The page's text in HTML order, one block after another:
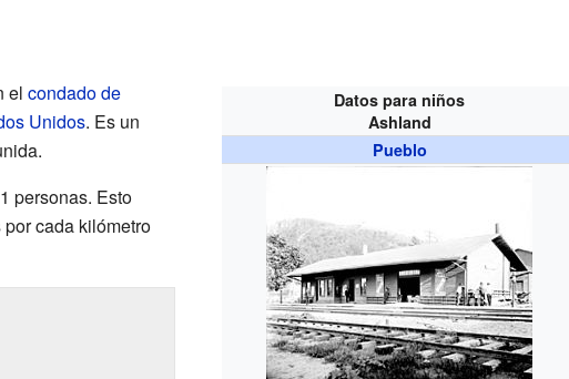
Datos para niños
Ashland
Pueblo
el condado de
Unidos. Es un
personas. Esto
cada kilómetro